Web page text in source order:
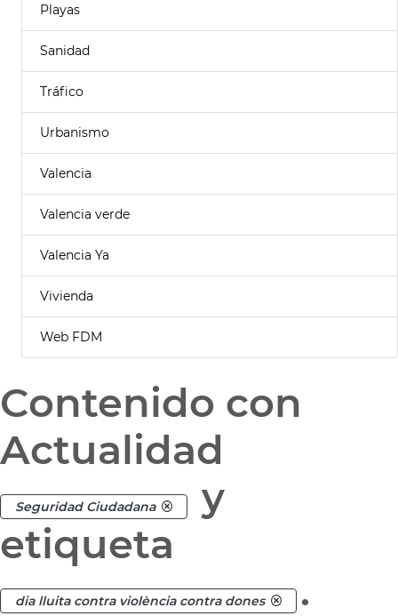
Playas
Sanidad
Tráfico
Urbanismo
Valencia
Valencia verde
Valencia Ya
Vivienda
Web FDM
Contenido con
Actualidad
Seguridad Ciudadana
y
etiqueta
dia lluita contra violència contra dones .